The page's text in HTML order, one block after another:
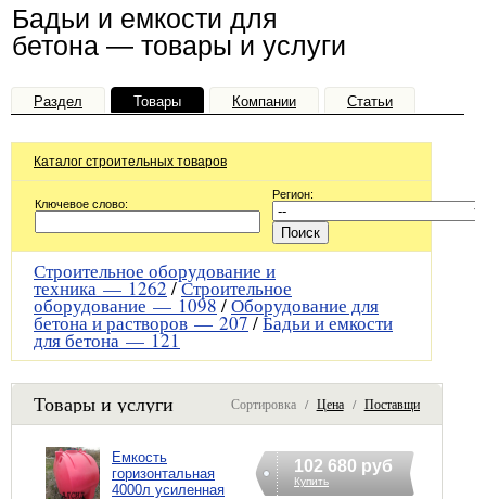
Бадьи и емкости для
бетона — товары и услуги
Раздел Товары Компании Статьи
Каталог строительных товаров
Ключевое слово:
Регион:
Строительное оборудование и
техника —1262/Строительное
оборудование — 1098/Оборудование для
бетона и растворов —207/Бадьи и емкости
для бетона —121
Товары и услуги Сортировка / Цена/ Поставщик
Емкость
горизонтальная
4000л усиленная
102 680 руб
Купить